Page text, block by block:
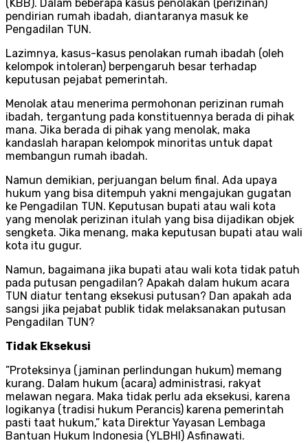
(KBB). Dalam beberapa kasus penolakan (perizinan)
pendirian rumah ibadah, diantaranya masuk ke
Pengadilan TUN.
Lazimnya, kasus-kasus penolakan rumah ibadah (oleh
kelompok intoleran) berpengaruh besar terhadap
keputusan pejabat pemerintah.
Menolak atau menerima permohonan perizinan rumah
ibadah, tergantung pada konstituennya berada di pihak
mana. Jika berada di pihak yang menolak, maka
kandaslah harapan kelompok minoritas untuk dapat
membangun rumah ibadah.
Namun demikian, perjuangan belum final. Ada upaya
hukum yang bisa ditempuh yakni mengajukan gugatan
ke Pengadilan TUN. Keputusan bupati atau wali kota
yang menolak perizinan itulah yang bisa dijadikan objek
sengketa. Jika menang, maka keputusan bupati atau wali
kota itu gugur.
Namun, bagaimana jika bupati atau wali kota tidak patuh
pada putusan pengadilan? Apakah dalam hukum acara
TUN diatur tentang eksekusi putusan? Dan apakah ada
sangsi jika pejabat publik tidak melaksanakan putusan
Pengadilan TUN?
Tidak Eksekusi
”Proteksinya (jaminan perlindungan hukum) memang
kurang. Dalam hukum (acara) administrasi, rakyat
melawan negara. Maka tidak perlu ada eksekusi, karena
logikanya (tradisi hukum Perancis) karena pemerintah
pasti taat hukum,” kata Direktur Yayasan Lembaga
Bantuan Hukum Indonesia (YLBHI) Asfinawati.